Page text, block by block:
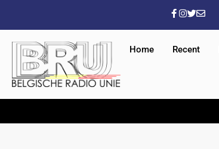
Home Recent